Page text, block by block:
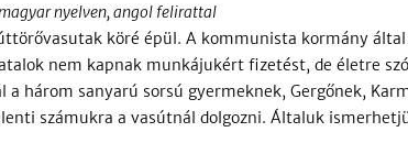
nyelven, angol felirattal
köré épül. A kommunista kormány
nem kapnak munkájukért fizetést, de életre
három sanyarú sorsú gyermeknek, Gergőnek,
számukra a vasútnál dolgozni. Általuk